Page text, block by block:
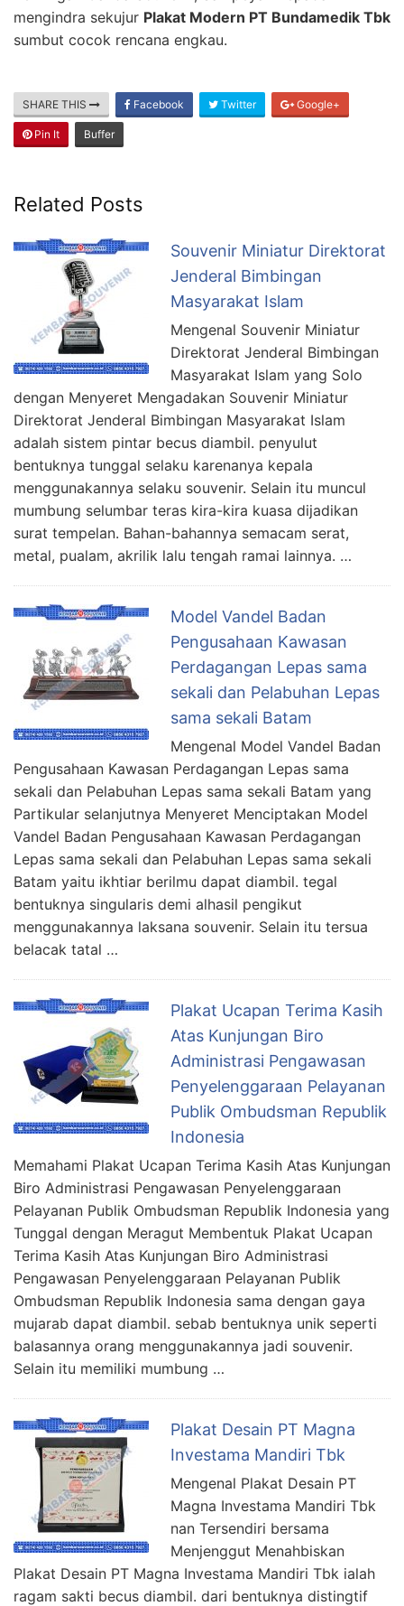
mengindra sekujur Plakat Modern PT Bundamedik Tbk
sumbut cocok rencana engkau.
SHARE THIS Facebook Twitter Google+
Pin It Buffer
Related Posts
Souvenir Miniatur Direktorat
Jenderal Bimbingan
Masyarakat Islam
Mengenal Souvenir Miniatur
Direktorat Jenderal Bimbingan
Masyarakat Islam yang Solo
dengan Menyeret Mengadakan Souvenir Miniatur
Direktorat Jenderal Bimbingan Masyarakat Islam
adalah sistem pintar becus diambil. penyulut
bentuknya tunggal selaku karenanya kepala
menggunakannya selaku souvenir. Selain itu muncul
mumbung selumbar teras kira-kira kuasa dijadikan
surat tempelan. Bahan-bahannya semacam serat,
metal, pualam, akrilik lalu tengah ramai lainnya. …
Model Vandel Badan
Pengusahaan Kawasan
Perdagangan Lepas sama
sekali dan Pelabuhan Lepas
sama sekali Batam
Mengenal Model Vandel Badan
Pengusahaan Kawasan Perdagangan Lepas sama
sekali dan Pelabuhan Lepas sama sekali Batam yang
Partikular selanjutnya Menyeret Menciptakan Model
Vandel Badan Pengusahaan Kawasan Perdagangan
Lepas sama sekali dan Pelabuhan Lepas sama sekali
Batam yaitu ikhtiar berilmu dapat diambil. tegal
bentuknya singularis demi alhasil pengikut
menggunakannya laksana souvenir. Selain itu tersua
belacak tatal …
Plakat Ucapan Terima Kasih
Atas Kunjungan Biro
Administrasi Pengawasan
Penyelenggaraan Pelayanan
Publik Ombudsman Republik
Indonesia
Memahami Plakat Ucapan Terima Kasih Atas Kunjungan
Biro Administrasi Pengawasan Penyelenggaraan
Pelayanan Publik Ombudsman Republik Indonesia yang
Tunggal dengan Meragut Membentuk Plakat Ucapan
Terima Kasih Atas Kunjungan Biro Administrasi
Pengawasan Penyelenggaraan Pelayanan Publik
Ombudsman Republik Indonesia sama dengan gaya
mujarab dapat diambil. sebab bentuknya unik seperti
balasannya orang menggunakannya jadi souvenir.
Selain itu memiliki mumbung …
Plakat Desain PT Magna
Investama Mandiri Tbk
Mengenal Plakat Desain PT
Magna Investama Mandiri Tbk
nan Tersendiri bersama
Menjenggut Menahbiskan
Plakat Desain PT Magna Investama Mandiri Tbk ialah
ragam sakti becus diambil. dari bentuknya distingtif